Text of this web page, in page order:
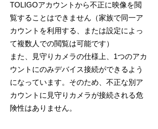
TOLIGOアカウントから不正に映像を閲
覧することはできません（家族で同一ア
カウントを利用する、または設定によっ
て複数人での閲覧は可能です）
また、見守りカメラの仕様上、1つのアカ
ウントにのみデバイス接続ができるよう
になっています。そのため、不正な別ア
カウントに見守りカメラが接続される危
険性はありません。